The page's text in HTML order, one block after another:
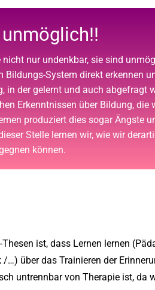
nur undenkbar, sie sind
System direkt erkennen
in der gelernt und auch abgefragt
Erkenntnissen über Bildung, die
produziert dies sogar Ängste
Stelle lernen wir, wie wir
können.
Thesen ist, dass Lernen lernen
…) über das Trainieren der
untrennbar von Therapie ist, da